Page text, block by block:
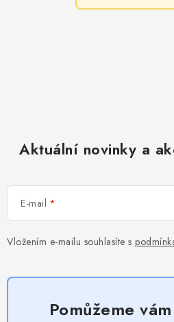
Aktuální novinky a
E-mail
Vložením e-mailu souhlasíte s
Pomůžeme